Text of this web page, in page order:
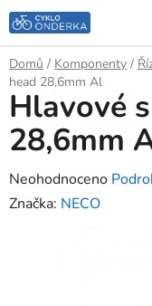
Přejít
na
obsah
Domů / Komponenty /
head 28,6mm Al
Hlavové
28,6mm
Průměrné
hodnocení
Neohodnoceno
Značka: NECO